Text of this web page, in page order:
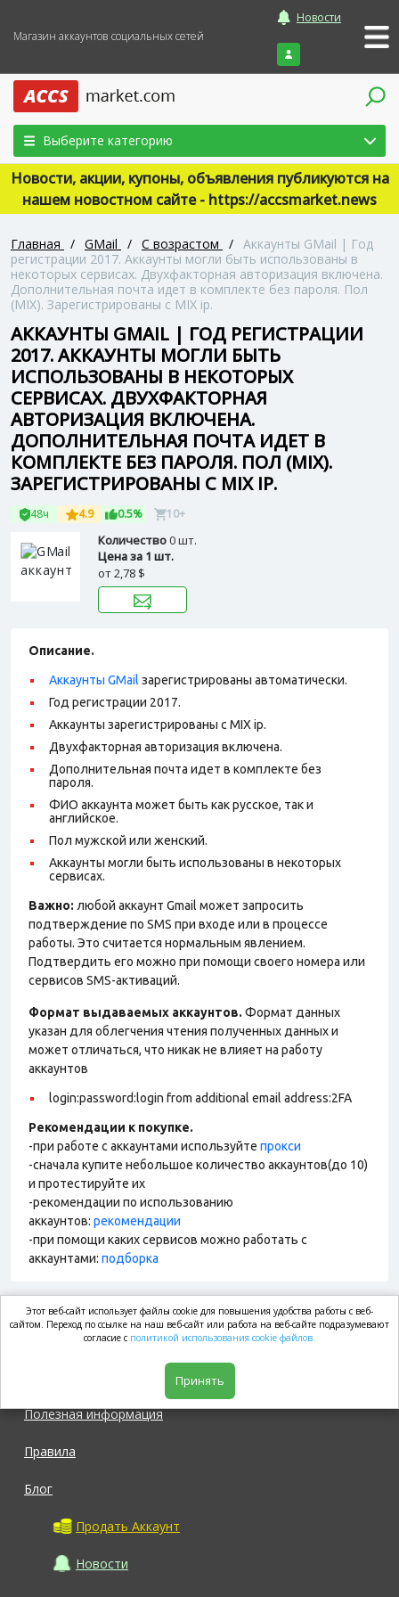
Магазин аккаунтов социальных сетей
Новости
Войти
Выберите категорию
Новости, акции, купоны, объявления публикуются на
нашем новостном сайте - https://accsmarket.news
Главная / GMail / С возрастом / Аккаунты GMail | Год
регистрации 2017. Аккаунты могли быть использованы в
некоторых сервисах. Двухфакторная авторизация включена.
Дополнительная почта идет в комплекте без пароля. Пол
(MIX). Зарегистрированы с MIX ip.
АККАУНТЫ GMAIL | ГОД РЕГИСТРАЦИИ
2017. АККАУНТЫ МОГЛИ БЫТЬ
ИСПОЛЬЗОВАНЫ В НЕКОТОРЫХ
СЕРВИСАХ. ДВУХФАКТОРНАЯ
АВТОРИЗАЦИЯ ВКЛЮЧЕНА.
ДОПОЛНИТЕЛЬНАЯ ПОЧТА ИДЕТ В
КОМПЛЕКТЕ БЕЗ ПАРОЛЯ. ПОЛ (MIX).
ЗАРЕГИСТРИРОВАНЫ С MIX IP.
48ч 4.9 0.5% 10+
Количество0 шт.
Цена за 1 шт.
от2,78 $
Описание.
Аккаунты GMail зарегистрированы автоматически.
Год регистрации 2017.
Аккаунты зарегистрированы с MIX ip.
Двухфакторная авторизация включена.
Дополнительная почта идет в комплекте без
пароля.
ФИО аккаунта может быть как русское, так и
английское.
Пол мужской или женский.
Аккаунты могли быть использованы в некоторых
сервисах.
Важно: любой аккаунт Gmail может запросить
подтверждение по SMS при входе или в процессе
работы. Это считается нормальным явлением.
Подтвердить его можно при помощи своего номера или
сервисов SMS-активаций.
Формат выдаваемых аккаунтов. Формат данных
указан для облегчения чтения полученных данных и
может отличаться, что никак не влияет на работу
аккаунтов
login:password:login from additional email address:2FA
Рекомендации к покупке.
-при работе с аккаунтами используйте прокси
-сначала купите небольшое количество аккаунтов(до 10)
и протестируйте их
-рекомендации по использованию
аккаунтов: рекомендации
-при помощи каких сервисов можно работать с
аккаунтами: подборка
market.com
Полезная информация
Правила
Блог
Продать Аккаунт
Новости
Этот веб-сайт использует файлы cookie для повышения удобства работы с веб-
сайтом. Переход по ссылке на наш веб-сайт или работа на веб-сайте подразумевают
согласие с политикой использования cookie файлов.
Принять